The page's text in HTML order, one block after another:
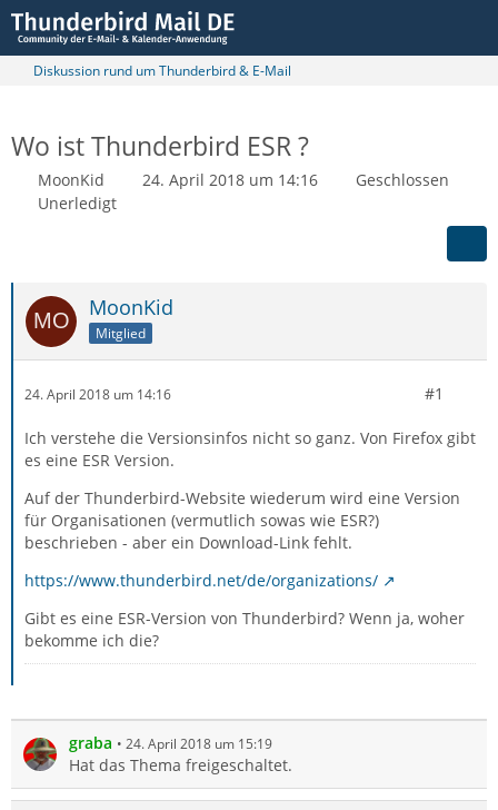
Diskussion rund um Thunderbird & E-Mail
Wo ist Thunderbird ESR ?
MoonKid 24. April 2018 um 14:16
Geschlossen
Unerledigt
MoonKid
Mitglied
24. April 2018 um 14:16 #1
Ich verstehe die Versionsinfos nicht so ganz. Von Firefox gibt
es eine ESR Version.
Auf der Thunderbird-Website wiederum wird eine Version
für Organisationen (vermutlich sowas wie ESR?)
beschrieben - aber ein Download-Link fehlt.
https://www.thunderbird.net/de/organizations/
Gibt es eine ESR-Version von Thunderbird? Wenn ja, woher
bekomme ich die?
graba 24. April 2018 um 15:19
Hat das Thema freigeschaltet.